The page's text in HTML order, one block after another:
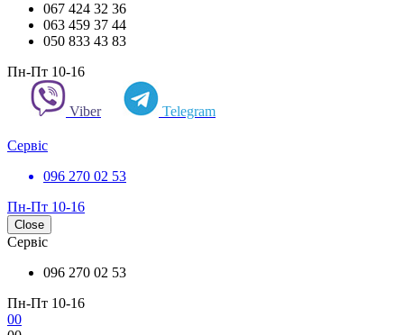
067 424 32 36
063 459 37 44
050 833 43 83
Пн-Пт 10-16
Viber Telegram
Сервіс
096 270 02 53
Пн-Пт 10-16
Close
Сервіс
096 270 02 53
Пн-Пт 10-16
00